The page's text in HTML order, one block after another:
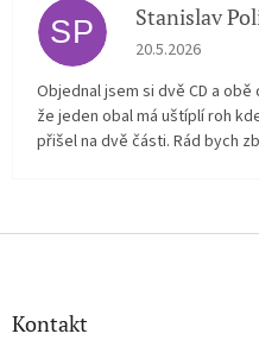
SP Stanislav
Hodnocení
20.5.2026
Objednal jsem si dvě CD a
že jeden obal má uštíplí roh
přišel na dvě části. Rád bych
Z
Kontakt